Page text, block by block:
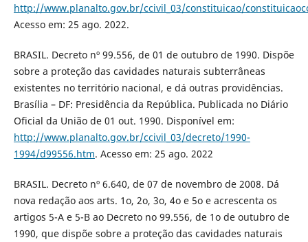
http://www.planalto.gov.br/ccivil_03/constituicao/
Acesso em: 25 ago. 2022.
BRASIL. Decreto nº 99.556, de 01 de outubro de 1990. Dispõe
sobre a proteção das cavidades naturais subterrâneas
existentes no território nacional, e dá outras providências.
Brasília – DF: Presidência da República. Publicada no Diário
Oficial da União de 01 out. 1990. Disponível em:
http://www.planalto.gov.br/ccivil_03/decreto/1990-
1994/d99556.htm. Acesso em: 25 ago. 2022
BRASIL. Decreto nº 6.640, de 07 de novembro de 2008. Dá
nova redação aos arts. 1o, 2o, 3o, 4o e 5o e acrescenta os
artigos 5-A e 5-B ao Decreto no 99.556, de 1o de outubro de
1990, que dispõe sobre a proteção das cavidades naturais